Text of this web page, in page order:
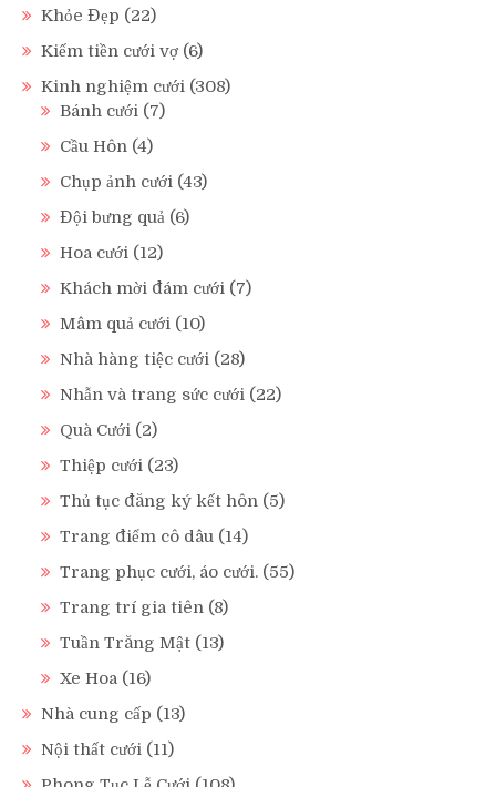
Khỏe Đẹp (22)
Kiếm tiền cưới vợ (6)
Kinh nghiệm cưới (308)
Bánh cưới (7)
Cầu Hôn (4)
Chụp ảnh cưới (43)
Đội bưng quả (6)
Hoa cưới (12)
Khách mời đám cưới (7)
Mâm quả cưới (10)
Nhà hàng tiệc cưới (28)
Nhẫn và trang sức cưới (22)
Quà Cưới (2)
Thiệp cưới (23)
Thủ tục đăng ký kết hôn (5)
Trang điểm cô dâu (14)
Trang phục cưới, áo cưới. (55)
Trang trí gia tiên (8)
Tuần Trăng Mật (13)
Xe Hoa (16)
Nhà cung cấp (13)
Nội thất cưới (11)